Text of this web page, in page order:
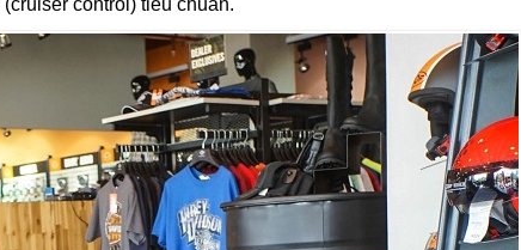
control) tiêu chuẩn.